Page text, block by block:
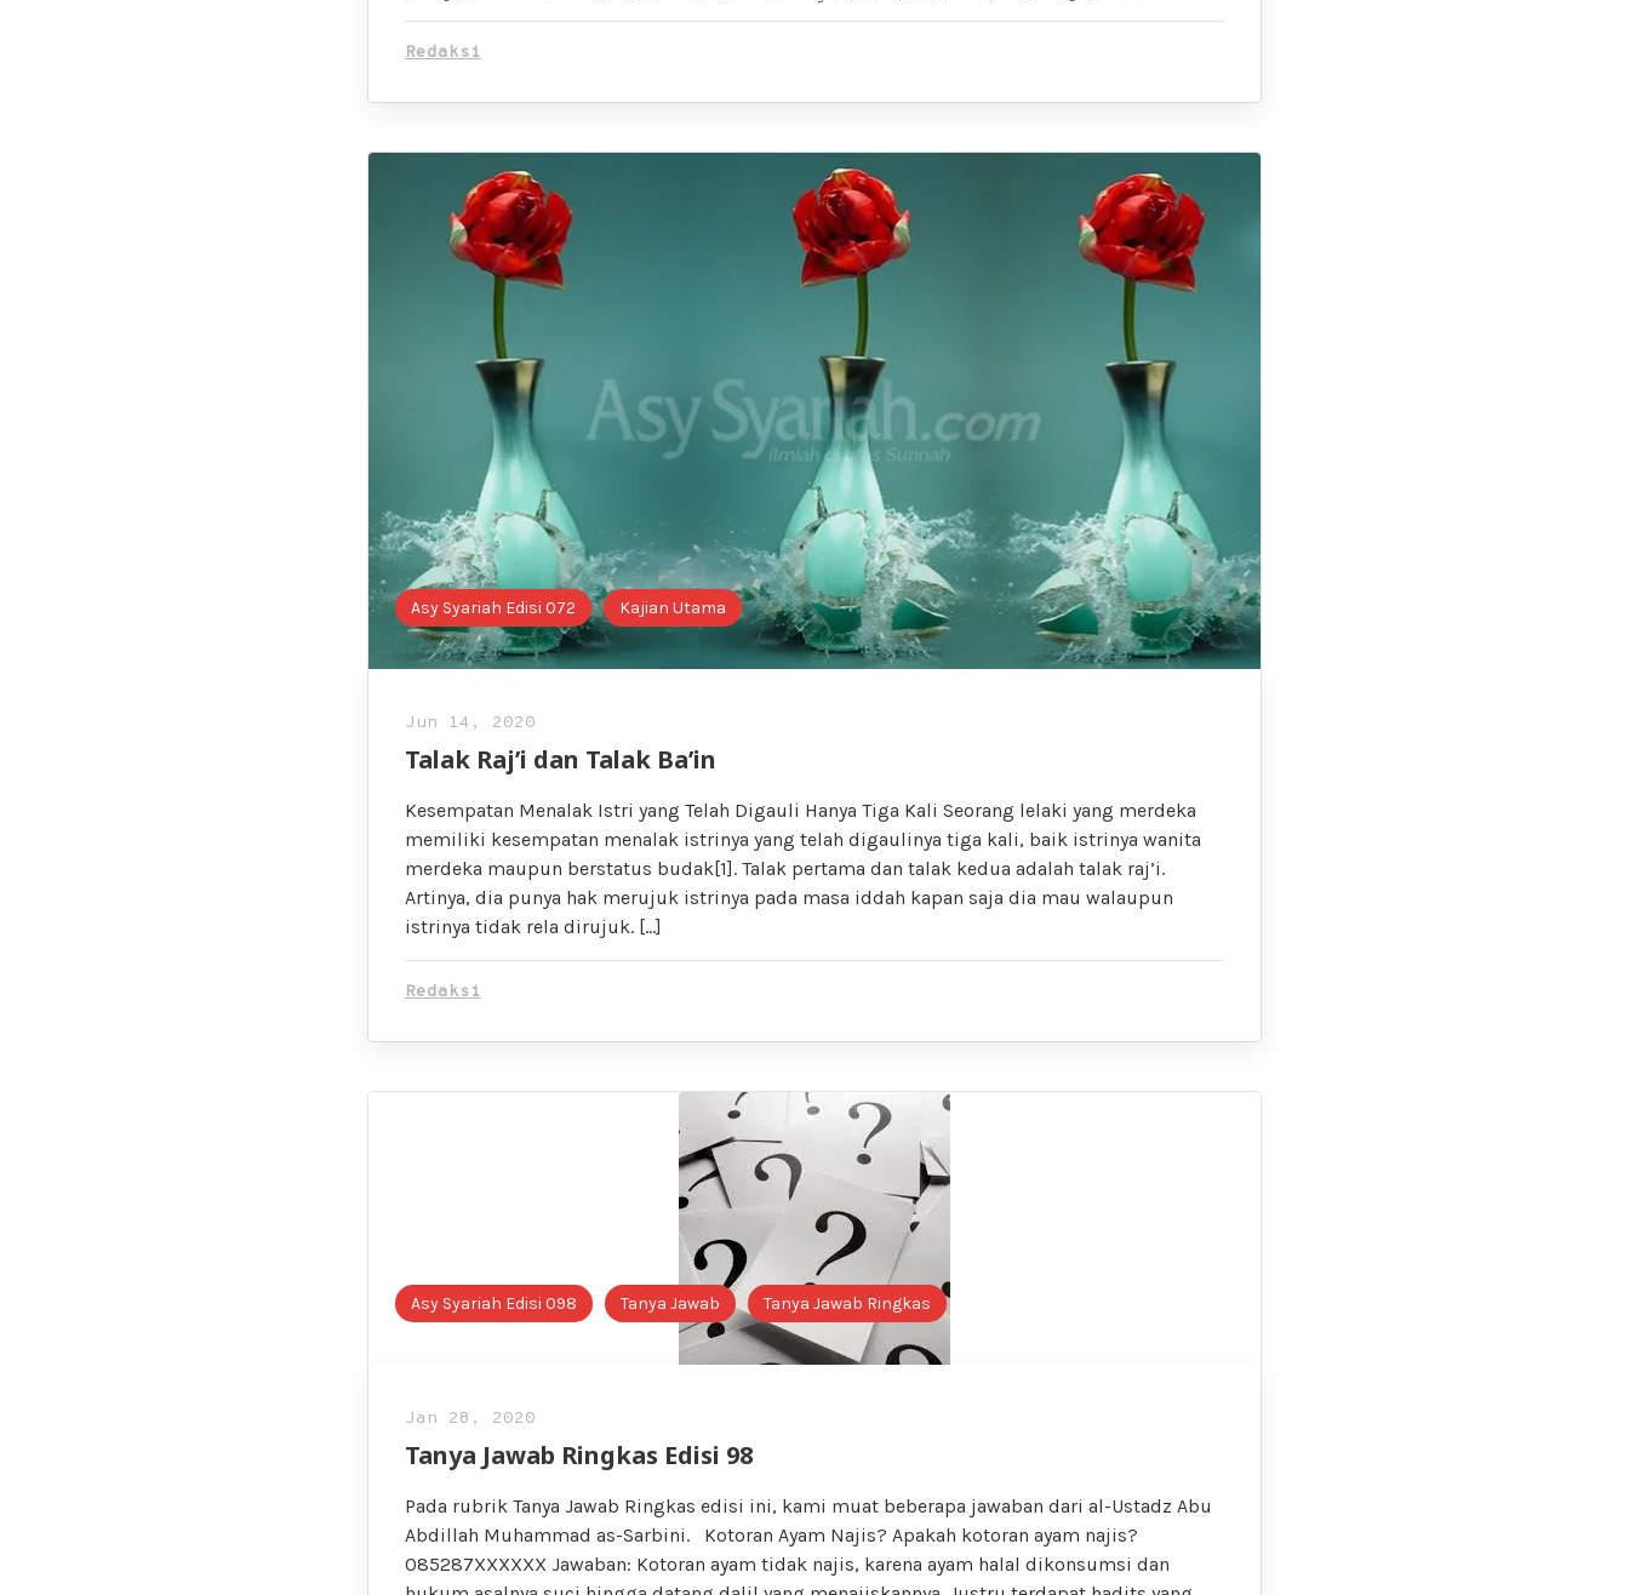
Redaksi
Asy Syariah Edisi 072 Kajian Utama
Jun 14, 2020
Talak Raj’i dan Talak Ba’in
Kesempatan Menalak Istri yang Telah Digauli Hanya Tiga Kali Seorang lelaki yang merdeka
memiliki kesempatan menalak istrinya yang telah digaulinya tiga kali, baik istrinya wanita
merdeka maupun berstatus budak[1]. Talak pertama dan talak kedua adalah talak raj’i.
Artinya, dia punya hak merujuk istrinya pada masa iddah kapan saja dia mau walaupun
istrinya tidak rela dirujuk. […]
Redaksi
Asy Syariah Edisi 098 Tanya Jawab Tanya Jawab Ringkas
Jan 28, 2020
Tanya Jawab Ringkas Edisi 98
Pada rubrik Tanya Jawab Ringkas edisi ini, kami muat beberapa jawaban dari al-Ustadz Abu
Abdillah Muhammad as-Sarbini. Kotoran Ayam Najis? Apakah kotoran ayam najis?
085287XXXXXX Jawaban: Kotoran ayam tidak najis, karena ayam halal dikonsumsi dan